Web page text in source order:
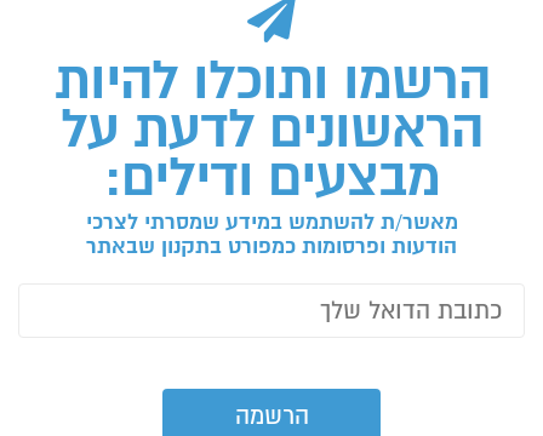
הרשמו ותוכלו להיות
הראשונים לדעת על
מבצעים ודילים:
מאשר/ת להשתמש במידע שמסרתי לצרכי
הודעות ופרסומות כמפורט בתקנון שבאתר